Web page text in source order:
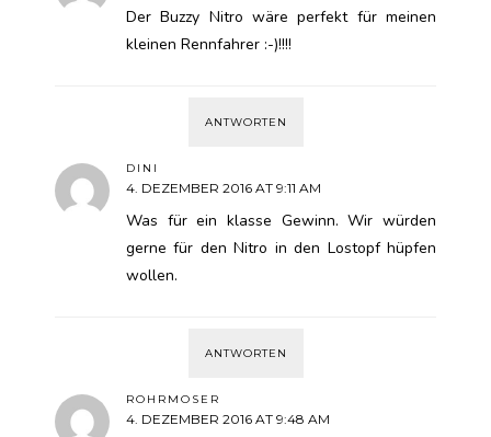
Der Buzzy Nitro wäre perfekt für meinen
kleinen Rennfahrer :-)!!!!
ANTWORTEN
DINI
4. DEZEMBER 2016 AT 9:11 AM
Was für ein klasse Gewinn. Wir würden
gerne für den Nitro in den Lostopf hüpfen
wollen.
ANTWORTEN
ROHRMOSER
4. DEZEMBER 2016 AT 9:48 AM